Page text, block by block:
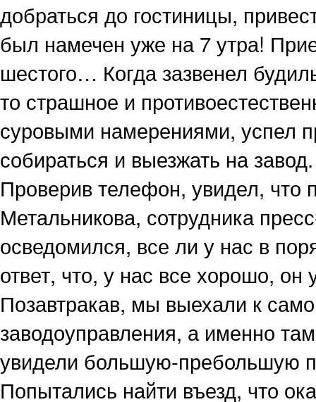
добраться до гостиницы,
был намечен уже на 7 утра!
шестого… Когда зазвенел
то страшное и
суровыми намерениями, успел
собираться и выезжать на завод.
Проверив телефон, увидел, что
Метальникова, сотрудника
осведомился, все ли у нас в
ответ, что, у нас все хорошо,
Позавтракав, мы выехали к
заводоуправления, а именно
увидели большую-пребольшую
Попытались найти въезд, что